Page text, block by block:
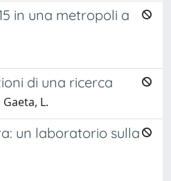
in una metropoli a
di una ricerca
L.
un laboratorio sulla